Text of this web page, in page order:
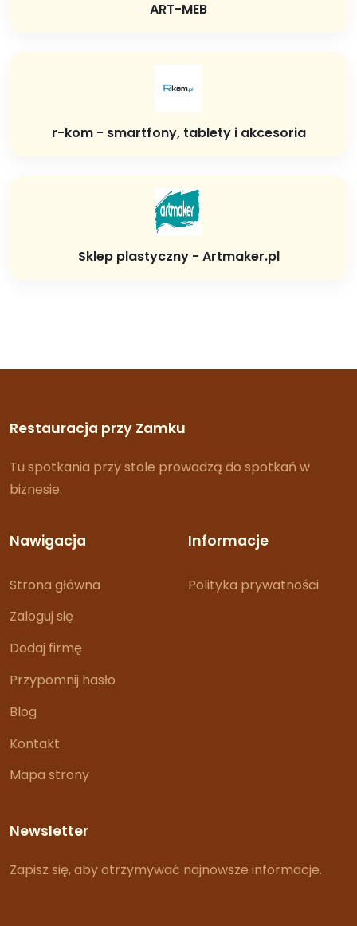
ART-MEB
r-kom - smartfony, tablety i akcesoria
Sklep plastyczny - Artmaker.pl
Restauracja przy Zamku
Tu spotkania przy stole prowadzą do spotkań w
biznesie.
Nawigacja
Strona główna
Zaloguj się
Dodaj firmę
Przypomnij hasło
Blog
Kontakt
Mapa strony
Informacje
Polityka prywatności
Newsletter
Zapisz się, aby otrzymywać najnowsze informacje.